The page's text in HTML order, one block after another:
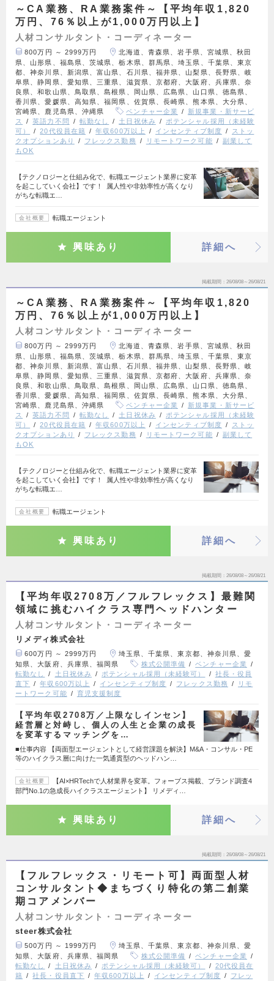
～CA業務、RA業務案件～【平均年収1,820
万円、76％以上が1,000万円以上】
人材コンサルタント・コーディネーター
800万円 ～ 2999万円
北海道、青森県、岩手県、宮城県、秋田
県、山形県、福島県、茨城県、栃木県、群馬県、埼玉県、千葉県、東京
都、神奈川県、新潟県、富山県、石川県、福井県、山梨県、長野県、岐
阜県、静岡県、愛知県、三重県、滋賀県、京都府、大阪府、兵庫県、奈
良県、和歌山県、鳥取県、島根県、岡山県、広島県、山口県、徳島県、
香川県、愛媛県、高知県、福岡県、佐賀県、長崎県、熊本県、大分県、
宮崎県、鹿児島県、沖縄県
ベンチャー企業
新規事業・新サービ
ス
英語力不問 転勤なし 土日祝休み
ポテンシャル採用（未経験
可）
20代役員在籍 年収600万以上 インセンティブ制度
ストッ
クオプションあり
フレックス勤務 リモートワーク可能
副業して
もOK
【テクノロジーと仕組み化で、転職エージェント業界に変革
を起こしていく会社】です！ 属人性や非効率性が高くなり
がちな転職エ…
会社概要 転職エージェント
興味あり 詳細へ
掲載期間 26/08/08～26/08/21
～CA業務、RA業務案件～【平均年収1,820
万円、76％以上が1,000万円以上】
人材コンサルタント・コーディネーター
800万円 ～ 2999万円
北海道、青森県、岩手県、宮城県、秋田
県、山形県、福島県、茨城県、栃木県、群馬県、埼玉県、千葉県、東京
都、神奈川県、新潟県、富山県、石川県、福井県、山梨県、長野県、岐
阜県、静岡県、愛知県、三重県、滋賀県、京都府、大阪府、兵庫県、奈
良県、和歌山県、鳥取県、島根県、岡山県、広島県、山口県、徳島県、
香川県、愛媛県、高知県、福岡県、佐賀県、長崎県、熊本県、大分県、
宮崎県、鹿児島県、沖縄県
ベンチャー企業
新規事業・新サービ
ス
英語力不問 転勤なし 土日祝休み
ポテンシャル採用（未経験
可）
20代役員在籍 年収600万以上 インセンティブ制度
ストッ
クオプションあり
フレックス勤務 リモートワーク可能
副業して
もOK
【テクノロジーと仕組み化で、転職エージェント業界に変革
を起こしていく会社】です！ 属人性や非効率性が高くなり
がちな転職エ…
会社概要 転職エージェント
興味あり 詳細へ
掲載期間 26/08/08～26/08/21
【平均年収2708万／フルフレックス】最難関
領域に挑むハイクラス専門ヘッドハンター
人材コンサルタント・コーディネーター
リメディ株式会社
600万円 ～ 2999万円
埼玉県、千葉県、東京都、神奈川県、愛
知県、大阪府、兵庫県、福岡県
株式公開準備
ベンチャー企業
転勤なし
土日祝休み ポテンシャル採用（未経験可）
社長・役員
直下
年収600万以上 インセンティブ制度 フレックス勤務
リモ
ートワーク可能
育児支援制度
【平均年収2708万／上限なしインセン】
経営層と対峙し、個人の人生と企業の成長
を変革するマッチングを…
■仕事内容 【両面型エージェントとして経営課題を解決】M&A・コンサル・PE
等のハイクラス層に向けた一気通貫型のヘッドハン…
会社概要
【AI×HRTechで人材業界を変革。フォーブス掲載、ブランド調査4
部門No.1の急成長ハイクラスエージェント】 リメディ…
興味あり 詳細へ
掲載期間 26/08/08～26/08/21
【フルフレックス・リモート可】両面型人材
コンサルタント◆まちづくり特化の第二創業
期コアメンバー
人材コンサルタント・コーディネーター
steer株式会社
500万円 ～ 1999万円
埼玉県、千葉県、東京都、神奈川県、愛
知県、大阪府、兵庫県、福岡県
株式公開準備
ベンチャー企業
転勤なし
土日祝休み ポテンシャル採用（未経験可）
20代役員在
籍
社長・役員直下 年収600万以上 インセンティブ制度 フレッ